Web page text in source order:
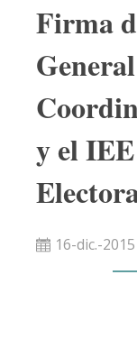
Firma
y el
16-dic.-